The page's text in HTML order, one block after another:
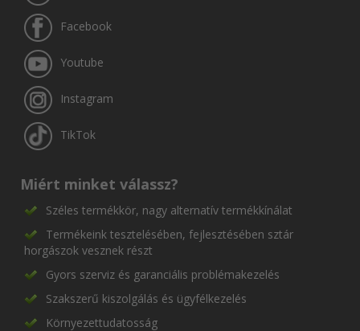
Facebook
Youtube
Instagram
TikTok
Miért minket válassz?
Széles termékkör, nagy alternatív termékkínálat
Termékeink tesztelésében, fejlesztésében sztár
horgászok vesznek részt
Gyors szerviz és garanciális problémakezelés
Szakszerű kiszolgálás és ügyfélkezelés
Környezettudatosság